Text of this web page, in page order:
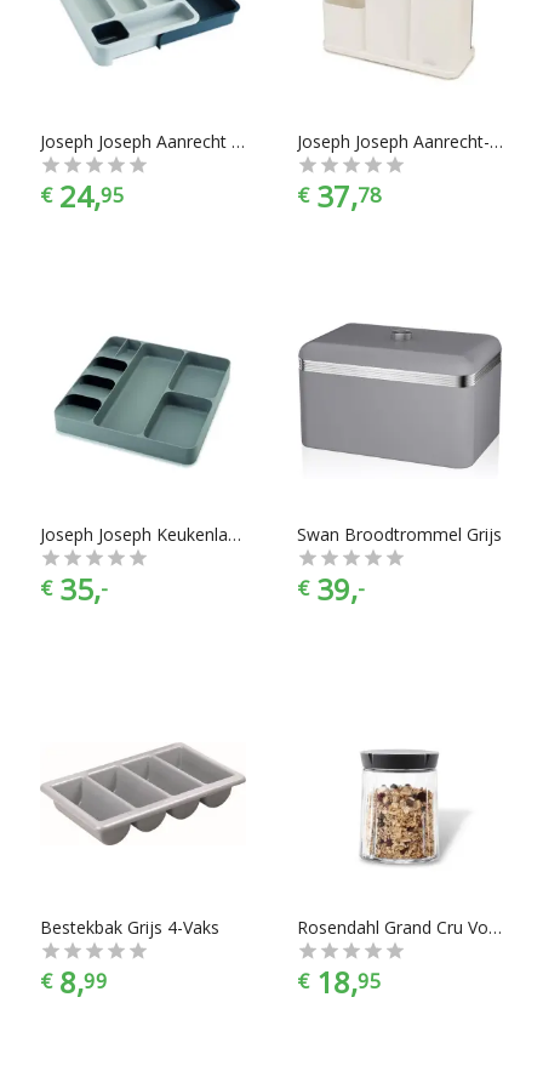
kruidenpotjes nodig hebt, een lunchbox, vensterbus, of
vershoudbakjes, je vindt makkelijk wat je nodig hebt bij
Chef99. Producten voor opbergen en bewaren zijn er te
jouw favoriete merk.
Joseph Joseph Aanrecht Opberglade organiser Grijs
€ 24,95
Joseph Joseph Aanrecht-organiser
€ 37,78
Joseph Joseph Keukenlade Organiser - 39.8x39.8x5.3 cm - Grijs
€ 35,-
Swan Broodtrommel Grijs
€ 39,-
Bestekbak Grijs 4-Vaks
€ 8,99
Rosendahl Grand Cru Voorraadbus Grand Cru Voorraadpot (0,75l)
€ 18,95